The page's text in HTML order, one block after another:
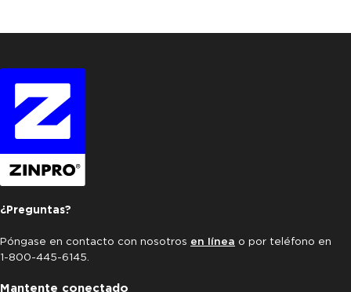
¿Preguntas?
Póngase en contacto con nosotros en línea o por teléfono en
1-800-445-6145.
Mantente conectado